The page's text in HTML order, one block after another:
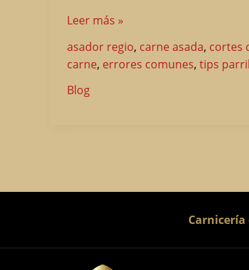
Leer más »
asador regio, carne asada, cortes
carne, errores comunes, tips
Blog